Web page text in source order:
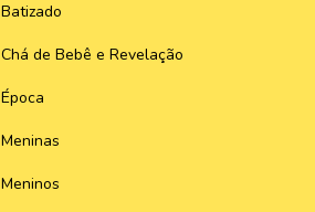
Batizado
Chá de Bebê e Revelação
Época
Meninas
Meninos